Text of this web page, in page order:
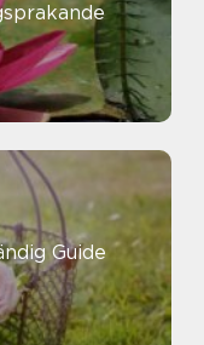
Guide